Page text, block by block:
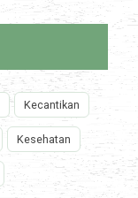
Kecantikan
Kesehatan